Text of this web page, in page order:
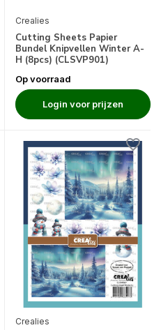
Crealies
Cutting Sheets Papier
Bundel Knipvellen Winter A-
H (8pcs) (CLSVP901)
Op voorraad
Login voor prijzen
Crealies